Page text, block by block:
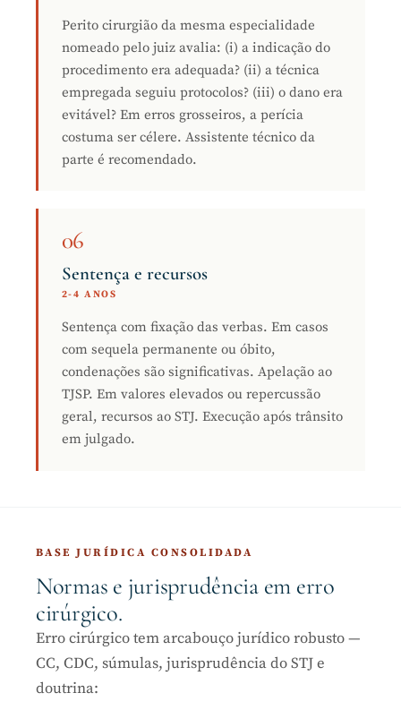
Perito cirurgião da mesma especialidade
nomeado pelo juiz avalia: (i) a indicação do
procedimento era adequada? (ii) a técnica
empregada seguiu protocolos? (iii) o dano era
evitável? Em erros grosseiros, a perícia
costuma ser célere. Assistente técnico da
parte é recomendado.
06
Sentença e recursos
2-4 ANOS
Sentença com fixação das verbas. Em casos
com sequela permanente ou óbito,
condenações são significativas. Apelação ao
TJSP. Em valores elevados ou repercussão
geral, recursos ao STJ. Execução após trânsito
em julgado.
BASE JURÍDICA CONSOLIDADA
Normas e jurisprudência em erro
cirúrgico.
Erro cirúrgico tem arcabouço jurídico robusto —
CC, CDC, súmulas, jurisprudência do STJ e
doutrina: